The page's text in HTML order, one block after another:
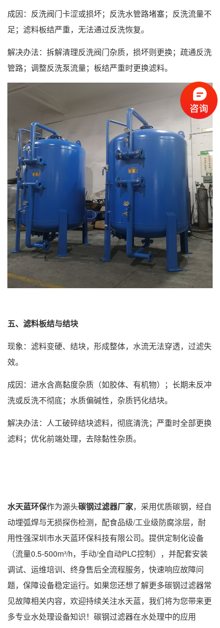
成因：反洗阀门卡涩或损坏；反洗水管路堵塞；反洗流量不
足；滤料板结严重，无法通过反洗恢复。
解决办法：拆解清理反洗阀门杂质，损坏则更换；疏通反洗
管路；调整反洗泵流量；板结严重时更换滤料。
五、滤料板结与结块
现象：滤料变硬、结块，形成整体，水流无法穿透，过滤失
效。
成因：进水含高黏度杂质（如胶体、有机物）；长期未反冲
洗或反洗不彻底；水质偏碱性，杂质钙化结块。
解决办法：人工破碎结块滤料，彻底清洗；严重时全部更换
滤料；优化前端处理，去除黏性杂质。
水天蓝环保作为源头碳钢过滤器厂家，采用优质碳钢，经自
动埋弧焊与无损探伤检测，配食品级/工业级防腐涂层，耐
用性强深圳市水天蓝环保科技有限公司。提供定制化设备
（流量0.5-500m³/h，手动/全自动PLC控制），并配套安装
调试、运维培训、终身售后全流程服务，快速响应故障问
题，保障设备稳定运行。如果您还想了解更多碳钢过滤器常
见故障相关内容，欢迎持续关注水天蓝，我们将为您带来更
多专业水处理设备知识！碳钢过滤器在水处理中的应用